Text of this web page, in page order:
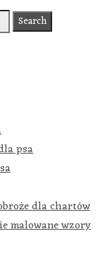
Search
psa
dla chartów
malowane wzory